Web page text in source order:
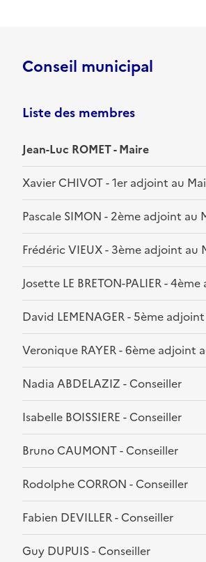
Conseil municipal
Liste des membres
Jean-Luc ROMET - Maire
Xavier CHIVOT - 1er adjoint au
Pascale SIMON - 2ème adjoint au
Frédéric VIEUX - 3ème adjoint au
Josette LE BRETON-PALIER -
David LEMENAGER - 5ème
Veronique RAYER - 6ème adjoint
Nadia ABDELAZIZ - Conseiller
Isabelle BOISSIERE - Conseiller
Bruno CAUMONT - Conseiller
Rodolphe CORRON - Conseiller
Fabien DEVILLER - Conseiller
Guy DUPUIS - Conseiller